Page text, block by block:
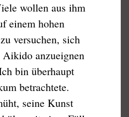
wollen aus ihm
einem hohen
versuchen, sich
Aikido anzueignen
bin überhaupt
betrachtete.
seine Kunst